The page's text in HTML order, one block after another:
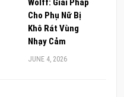
Wolff: Giải Pháp
Cho Phụ Nữ Bị
Khô Rát Vùng
Nhạy Cảm
JUNE 4, 2026